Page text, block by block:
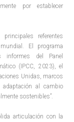
por establecer
referentes
El programa
informes del Panel
(IPCC, 2023), el
Unidas, marcos
al cambio
sostenibles”.
articulación con la